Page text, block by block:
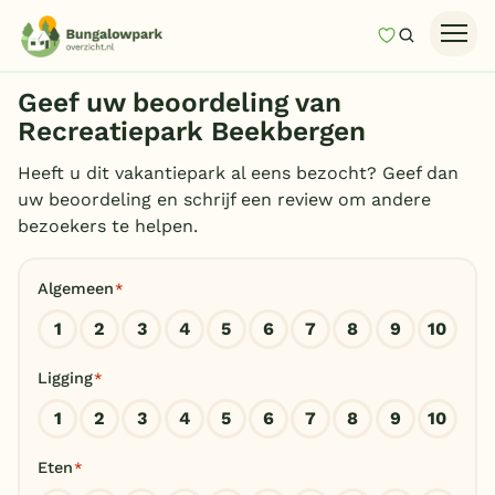
MijnZoeken
Last minutes
Top 12 aanbiedingen
Zomervakantie
Vakantiepark keuzehulp
Geef uw beoordeling van
Recreatiepark Beekbergen
Heeft u dit vakantiepark al eens bezocht? Geef dan
uw beoordeling en schrijf een review om andere
bezoekers te helpen.
Algemeen*
1 2 3 4 5 6 7 8 9 10
Ligging*
1 2 3 4 5 6 7 8 9 10
Eten*